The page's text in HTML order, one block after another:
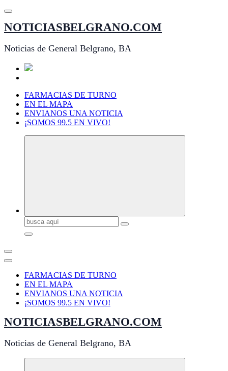
Saltar
contenido
NOTICIASBELGRANO.COM
Noticias de General Belgrano, BA
FARMACIAS DE TURNO
EN EL MAPA
ENVIANOS UNA NOTICIA
¡SOMOS 99.5 EN VIVO!
Buscar:
FARMACIAS DE TURNO
EN EL MAPA
ENVIANOS UNA NOTICIA
¡SOMOS 99.5 EN VIVO!
NOTICIASBELGRANO.COM
Noticias de General Belgrano, BA